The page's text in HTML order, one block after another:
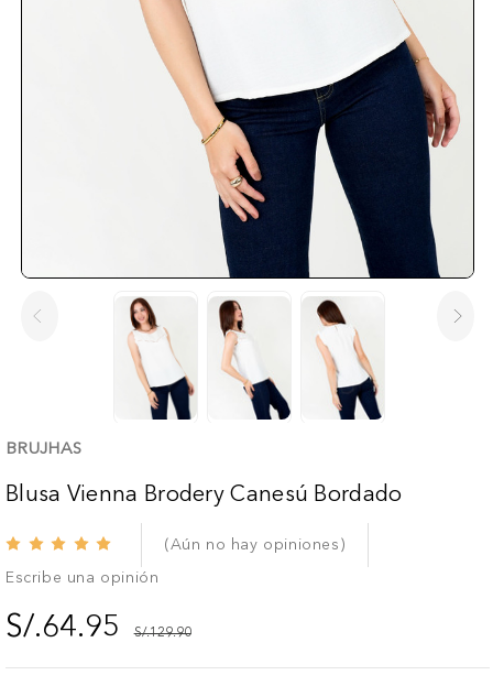
BRUJHAS
Blusa Vienna Brodery Canesú Bordado
(Aún no hay opiniones)
Escribe una opinión
S/.64.95 S/.129.90